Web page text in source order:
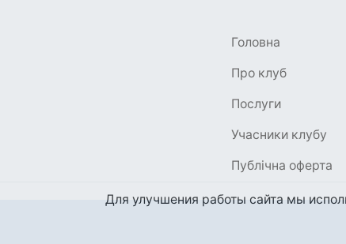
Головна
Про клуб
Послуги
Учасники клубу
Публічна оферта
Для улучшения работы сайта мы